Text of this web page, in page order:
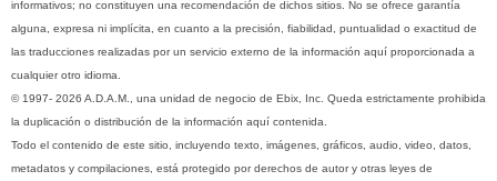
informativos; no constituyen una recomendación de dichos sitios. No se ofrece garantía
alguna, expresa ni implícita, en cuanto a la precisión, fiabilidad, puntualidad o exactitud de
las traducciones realizadas por un servicio externo de la información aquí proporcionada a
cualquier otro idioma.
© 1997- 2026 A.D.A.M., una unidad de negocio de Ebix, Inc. Queda estrictamente prohibida
la duplicación o distribución de la información aquí contenida.
Todo el contenido de este sitio, incluyendo texto, imágenes, gráficos, audio, video, datos,
metadatos y compilaciones, está protegido por derechos de autor y otras leyes de